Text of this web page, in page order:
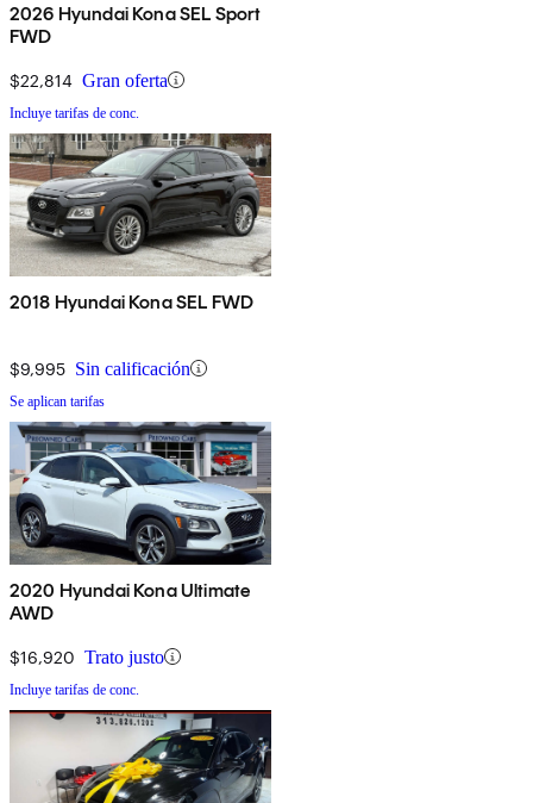
2026 Hyundai Kona SEL Sport
FWD
$22,814 Gran oferta
Incluye tarifas de conc.
2018 Hyundai Kona SEL FWD
$9,995 Sin calificación
Se aplican tarifas
2020 Hyundai Kona Ultimate
AWD
$16,920 Trato justo
Incluye tarifas de conc.